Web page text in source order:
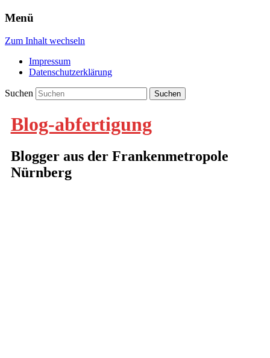
Menü
Zum Inhalt wechseln
Impressum
Datenschutzerklärung
Suchen
Blog-abfertigung
Blogger aus der Frankenmetropole
Nürnberg